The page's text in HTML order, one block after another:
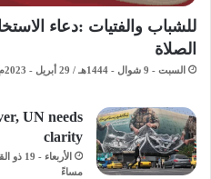
للشباب والفتيات :دعاء
الصلاة
السبت - 9 شوال - 1444هـ / 29 أبريل - 2023م / 8:02 مساءً
UN needs
clarity
مساءً